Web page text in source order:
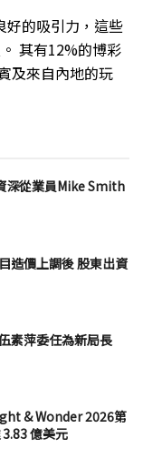
好的吸引力，這些
其有12%的博彩
及來自內地的玩
深從業員Mike Smith
造價上調後 股東出資
素萍委任為新局長
& Wonder 2026第
億美元